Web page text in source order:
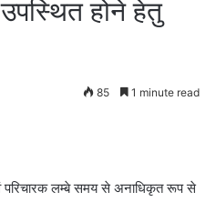
होने हेतु
85 1 minute read
परिचारक लम्बे समय से अनाधिकृत रूप से